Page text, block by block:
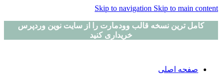
Skip to navigation Skip to main content
کامل ترین نسخه قالب وودمارت را از سایت نوین وردپرس
خریداری کنید
صفحه اصلی